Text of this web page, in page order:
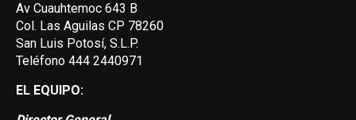
Av Cuauhtemoc 643 B
Col. Las Aguilas CP 78260
San Luis Potosí, S.L.P.
Teléfono 444 2440971
EL EQUIPO: